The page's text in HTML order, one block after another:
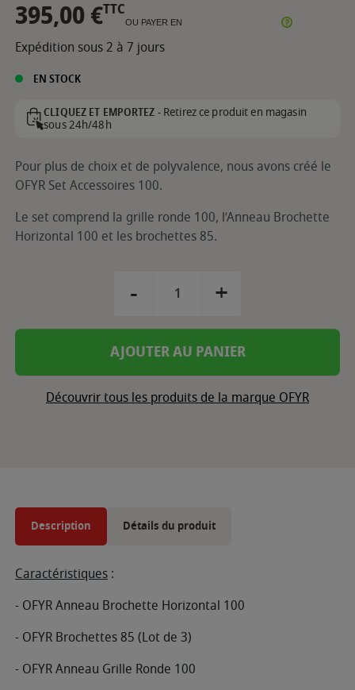
395,00 €TTC
OU PAYER EN
Expédition sous 2 à 7 jours
EN STOCK
CLIQUEZ ET EMPORTEZ -Retirez ce produit en magasin
sous 24h/48h
Pour plus de choix et de polyvalence, nous avons créé le
OFYR Set Accessoires 100.
Le set comprend la grille ronde 100, l’Anneau Brochette
Horizontal 100 et les brochettes 85.
- +
AJOUTER AU PANIER
Découvrir tous les produits de la marque OFYR
Description Détails du produit
Caractéristiques :
- OFYR Anneau Brochette Horizontal 100
- OFYR Brochettes 85 (Lot de 3)
- OFYR Anneau Grille Ronde 100